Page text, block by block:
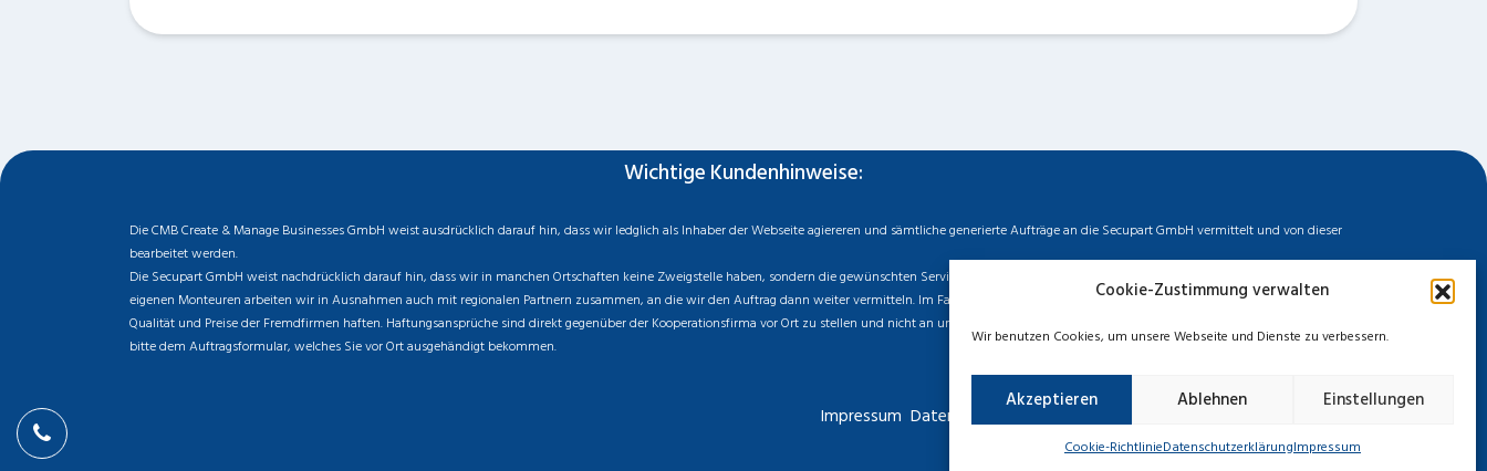
Cookie-Zustimmung verwalten
Wir benutzen Cookies, um unsere Webseite und Dienste zu verbessern.
Akzeptieren Ablehnen Einstellungen
Cookie-RichtlinieDatenschutzerklärungImpressum
Wichtige Kundenhinweise:
Die CMB Create & Manage Businesses GmbH weist ausdrücklich darauf hin, dass wir ledglich als Inhaber der Webseite agiereren und sämtliche generierte Aufträge an die Secupart GmbH vermittelt und von dieser
bearbeitet werden.
Die Secupart GmbH weist nachdrücklich darauf hin, dass wir in manchen Ortschaften keine Zweigstelle haben, sondern die gewünschten Services als mobiler Dienstleister zu unserem fairen Ortstarif bieten. Neben
eigenen Monteuren arbeiten wir in Ausnahmen auch mit regionalen Partnern zusammen, an die wir den Auftrag dann weiter vermitteln. Im Falle eines vermittelten Auftrages können wir nicht für die Schnelligkeit,
Qualität und Preise der Fremdfirmen haften. Haftungsansprüche sind direkt gegenüber der Kooperationsfirma vor Ort zu stellen und nicht an uns zu richten. Entnehmen Sie die Daten und die Preise des Partners
bitte dem Auftragsformular, welches Sie vor Ort ausgehändigt bekommen.
Impressum Datenschutzerklärung